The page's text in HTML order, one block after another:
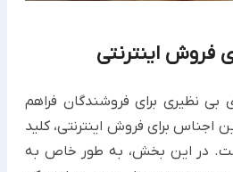
فروش اینترنتی
نظیری برای فروشندگان فراهم
اجناس برای فروش اینترنتی، کلید
در این بخش، به طور خاص به